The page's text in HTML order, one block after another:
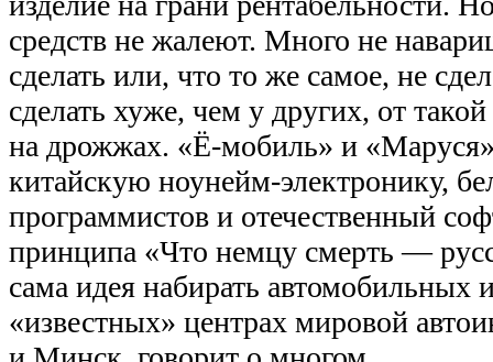
средств не жалеют. Много не
сделать или, что то же самое, не
сделать хуже, чем у других, от
на дрожжах. «Ё-мобиль» и
китайскую ноунейм-электронику,
программистов и отечественный
принципа «Что немцу смерть —
сама идея набирать автомобильных
«известных» центрах мировой